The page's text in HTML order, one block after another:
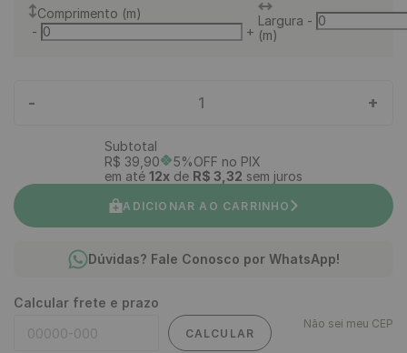
Comprimento (m)
-
+
Largura
(m)
-
- 1 +
Subtotal
R$ 39 90
5%OFF no PIX
em até 12x de R$ 3 32 sem juros
ADICIONAR AO CARRINHO
Dúvidas? Fale Conosco por WhatsApp!
Calcular frete e prazo
CALCULAR
Não sei meu CEP